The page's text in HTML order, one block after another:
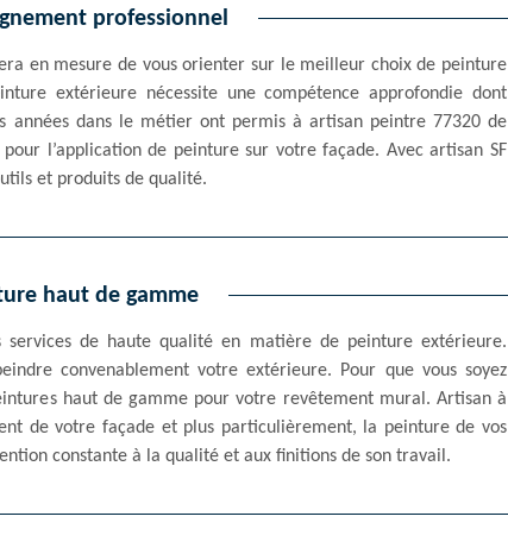
professionnel
en mesure de vous orienter sur le meilleur choix de peinture
extérieure nécessite une compétence approfondie dont
années dans le métier ont permis à artisan peintre 77320 de
l’application de peinture sur votre façade. Avec artisan SF
et produits de qualité.
haut de gamme
services de haute qualité en matière de peinture extérieure.
convenablement votre extérieure. Pour que vous soyez
haut de gamme pour votre revêtement mural. Artisan à
de votre façade et plus particulièrement, la peinture de vos
constante à la qualité et aux finitions de son travail.